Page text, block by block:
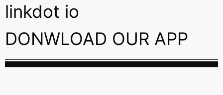
linkdot io
DONWLOAD OUR APP